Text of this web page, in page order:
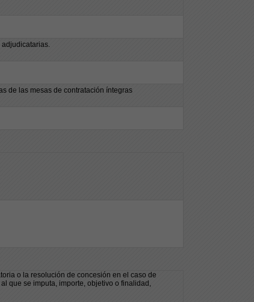
de las mesas de contratación íntegras
o la resolución de concesión en el caso de
que se imputa, importe, objetivo o finalidad,